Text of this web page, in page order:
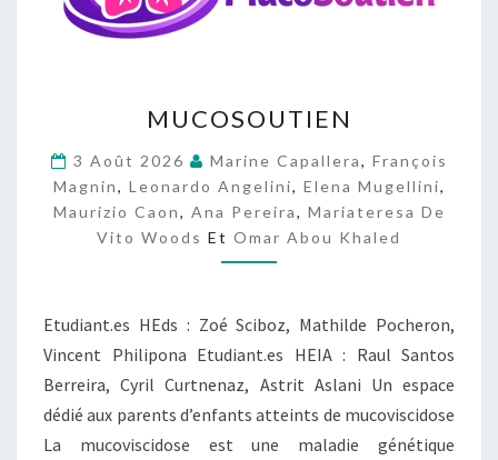
U
O
S
O
U
T
E
MUCOSOUTIEN
3 Août 2026 Marine Capallera, François
Magnin, Leonardo Angelini, Elena Mugellini,
Maurizio Caon, Ana Pereira, Mariateresa De
Vito Woods Et Omar Abou Khaled
Etudiant.es HEds : Zoé Sciboz, Mathilde Pocheron,
Vincent Philipona Etudiant.es HEIA : Raul Santos
Berreira, Cyril Curtnenaz, Astrit Aslani Un espace
dédié aux parents d’enfants atteints de mucoviscidose
La mucoviscidose est une maladie génétique